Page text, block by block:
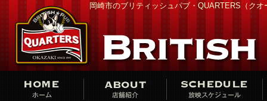
岡崎市のブリティッシュパブ・QUARTERS（クオ